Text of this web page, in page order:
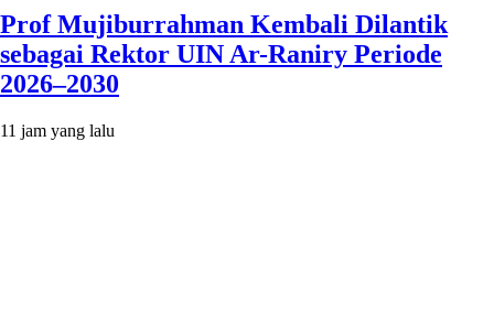
Prof Mujiburrahman Kembali Dilantik
sebagai Rektor UIN Ar-Raniry Periode
2026–2030
11 jam yang lalu